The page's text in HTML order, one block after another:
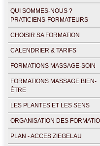
QUI SOMMES-NOUS ?
PRATICIENS-FORMATEURS
CHOISIR SA FORMATION
CALENDRIER & TARIFS
FORMATIONS MASSAGE-SOIN
FORMATIONS MASSAGE BIEN-
ÊTRE
LES PLANTES ET LES SENS
ORGANISATION DES
PLAN - ACCES ZIEGELAU